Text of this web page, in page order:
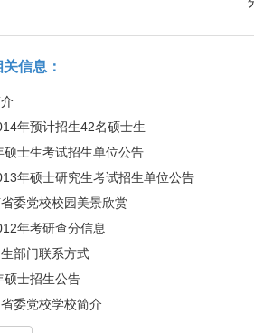
信息：
年预计招生42名硕士生
士生考试招生单位公告
年硕士研究生考试招生单位公告
委党校校园美景欣赏
年考研查分信息
部门联系方式
硕士招生公告
委党校学校简介